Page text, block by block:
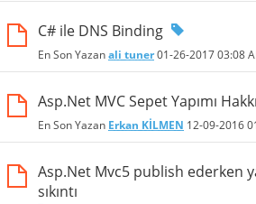
C# ile DNS Binding
En Son Yazanali tuner01-26-201703:08
Asp.Net MVC Sepet Yapımı
En Son Yazan Erkan KİLMEN 12-09-2016
Asp.Net Mvc5 publish ederken
sıkıntı